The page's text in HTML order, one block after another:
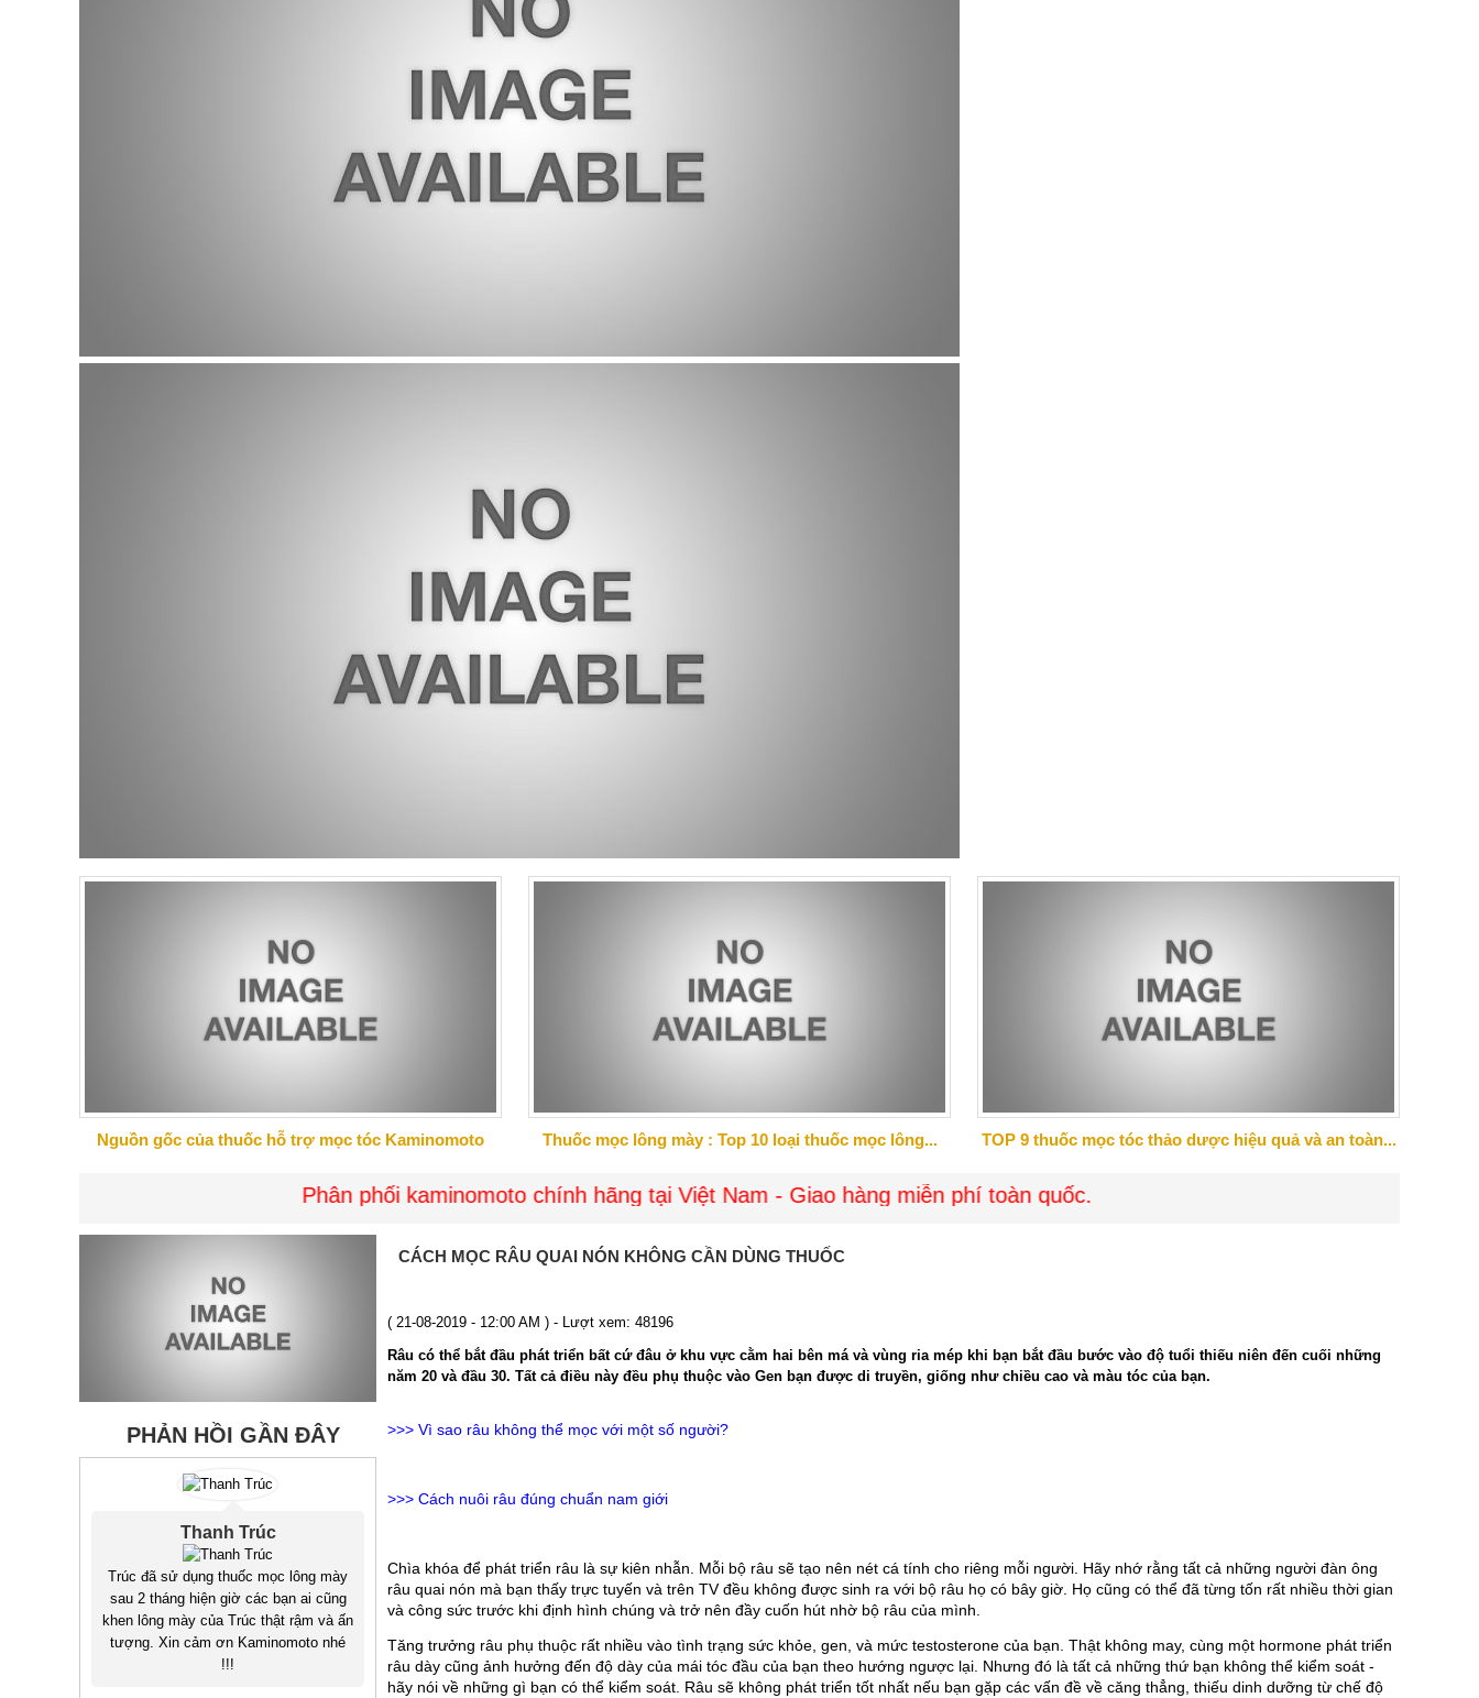
Nguồn gốc của thuốc hỗ trợ mọc tóc Kaminomoto Thuốc mọc lông mày : Top 10 loại thuốc mọc lông... TOP 9 thuốc mọc tóc thảo dược hiệu quả và an toàn...
Phân phối kaminomoto chính hãng tại Việt Nam - Giao hàng miễn phí toàn quốc.
PHẢN HỒI GẦN ĐÂY
Thanh Trúc
Trúc đã sử dụng thuốc mọc lông mày
sau 2 tháng hiện giờ các bạn ai cũng
khen lông mày của Trúc thật rậm và ấn
tượng. Xin cảm ơn Kaminomoto nhé
!!!
CÁCH MỌC RÂU QUAI NÓN KHÔNG CẦN DÙNG THUỐC
( 21-08-2019 - 12:00 AM ) - Lượt xem: 48196
Râu có thể bắt đầu phát triển bất cứ đâu ở khu vực cằm hai bên má và vùng ria mép khi bạn bắt đầu bước vào độ tuổi thiếu niên đến cuối những
năm 20 và đầu 30. Tất cả điều này đều phụ thuộc vào Gen bạn được di truyền, giống như chiều cao và màu tóc của bạn.
>>> Vì sao râu không thể mọc với một số người?
>>> Cách nuôi râu đúng chuẩn nam giới
Chìa khóa để phát triển râu là sự kiên nhẫn. Mỗi bộ râu sẽ tạo nên nét cá tính cho riêng mỗi người. Hãy nhớ rằng tất cả những người đàn ông
râu quai nón mà bạn thấy trực tuyến và trên TV đều không được sinh ra với bộ râu họ có bây giờ. Họ cũng có thể đã từng tốn rất nhiều thời gian
và công sức trước khi định hình chúng và trở nên đầy cuốn hút nhờ bộ râu của mình.
Tăng trưởng râu phụ thuộc rất nhiều vào tình trạng sức khỏe, gen, và mức testosterone của bạn. Thật không may, cùng một hormone phát triển
râu dày cũng ảnh hưởng đến độ dày của mái tóc đầu của bạn theo hướng ngược lại. Nhưng đó là tất cả những thứ bạn không thể kiểm soát -
hãy nói về những gì bạn có thể kiểm soát. Râu sẽ không phát triển tốt nhất nếu bạn gặp các vấn đề về căng thẳng, thiếu dinh dưỡng từ chế độ